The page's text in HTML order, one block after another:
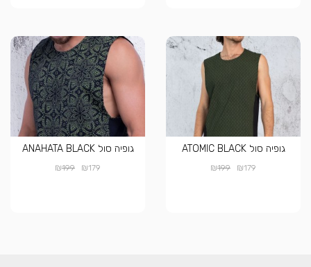
גופיה סול ATOMIC BLACK
₪179
₪199
גופיה סול ANAHATA BLACK
₪179
₪199